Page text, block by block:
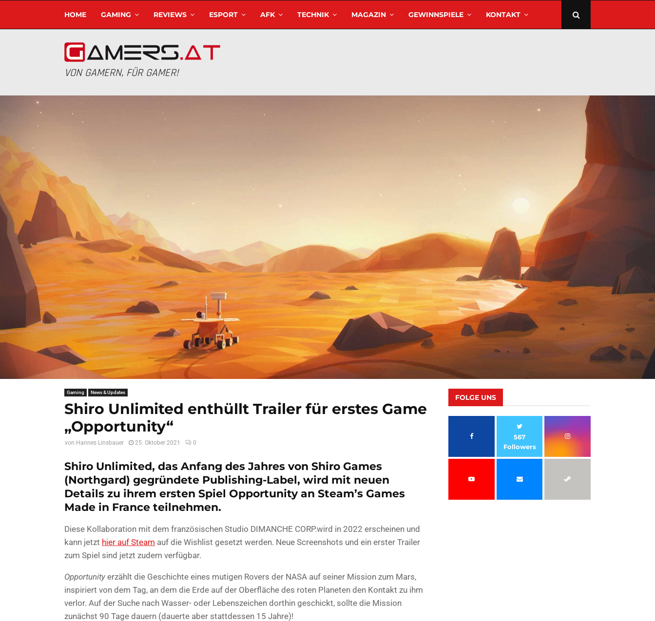
HOME GAMING REVIEWS ESPORT AFK TECHNIK MAGAZIN GEWINNSPIELE KONTAKT
VON GAMERN, FÜR GAMER!
Gaming News & Updates
Shiro Unlimited enthüllt Trailer für erstes Game
„Opportunity“
von Hannes Linsbauer 25. Oktober 2021 0
Shiro Unlimited, das Anfang des Jahres von Shiro Games
(Northgard) gegründete Publishing-Label, wird mit neuen
Details zu ihrem ersten Spiel Opportunity an Steam’s Games
Made in France teilnehmen.
Diese Kollaboration mit dem französischen Studio DIMANCHE CORP.wird in 2022 erscheinen und
kann jetzt hier auf Steam auf die Wishlist gesetzt werden. Neue Screenshots und ein erster Trailer
zum Spiel sind jetzt zudem verfügbar.
Opportunity erzählt die Geschichte eines mutigen Rovers der NASA auf seiner Mission zum Mars,
inspiriert von dem Tag, an dem die Erde auf der Oberfläche des roten Planeten den Kontakt zu ihm
verlor. Auf der Suche nach Wasser- oder Lebenszeichen dorthin geschickt, sollte die Mission
zunächst 90 Tage dauern (dauerte aber stattdessen 15 Jahre)!
FOLGE UNS
567
Followers